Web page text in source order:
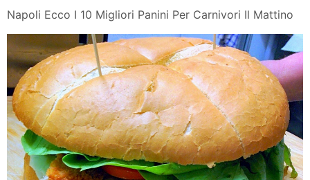
Napoli Ecco I 10 Migliori Panini Per Carnivori Il Mattino